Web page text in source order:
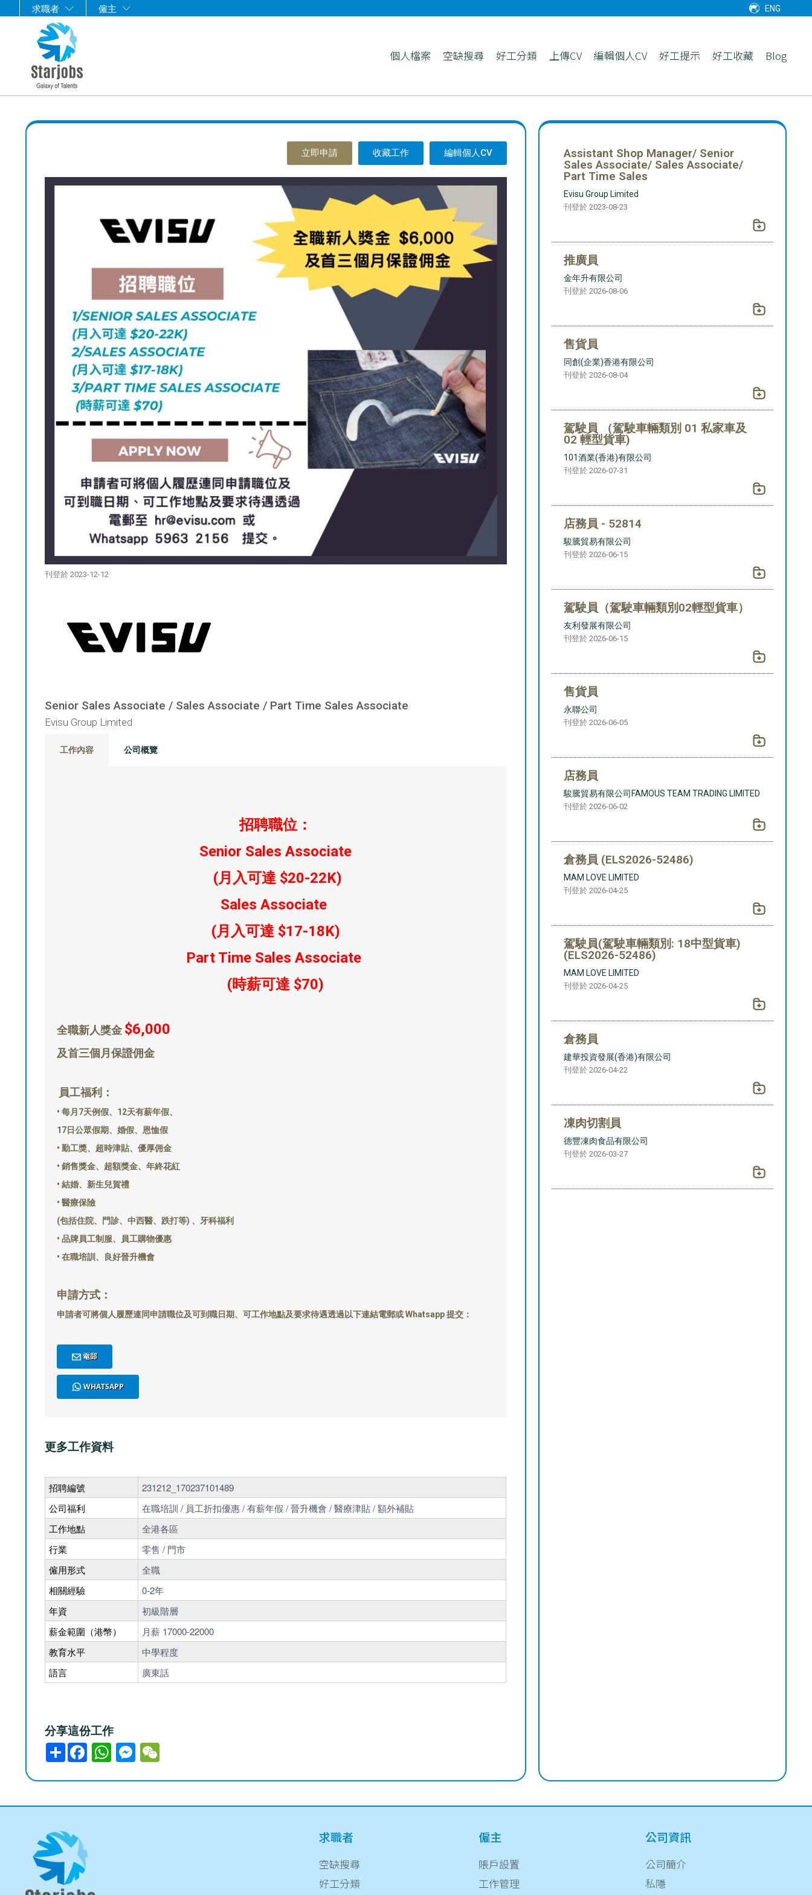
求職者 僱主 ENG
個人檔案 空缺搜尋 好工分類 上傳CV 編輯個人CV 好工提示 好工收藏 Blog
立即申請 收藏工作 編輯個人CV
刊登於 2023-12-12
Senior Sales Associate / Sales Associate / Part Time Sales Associate
Evisu Group Limited
工作內容 公司概覽
招聘職位：
Senior Sales Associate
(月入可達 $20-22K)
Sales Associate
(月入可達 $17-18K)
Part Time Sales Associate
(時薪可達 $70)
全職新人獎金 $6,000
及首三個月保證佣金
員工福利：
• 每月7天例假、12天有薪年假、
17日公眾假期、婚假、恩恤假
• 勤工獎、超時津貼、優厚佣金
• 銷售獎金、超額獎金、年終花紅
• 結婚、新生兒賀禮
• 醫療保險
(包括住院、門診、中西醫、跌打等) 、牙科福利
• 品牌員工制服、員工購物優惠
• 在職培訓、良好晉升機會
申請方式：
申請者可將個人履歷連同申請職位及可到職日期、可工作地點及要求待遇透過以下連結電郵或 Whatsapp 提交：
電郵
WHATSAPP
更多工作資料
招聘編號
231212_170237101489
公司福利
在職培訓 / 員工折扣優惠 / 有薪年假 / 晉升機會 / 醫療津貼 / 額外補貼
工作地點
全港各區
行業
零售 / 門市
僱用形式
全職
相關經驗
0-2年
年資
初級階層
薪金範圍（港幣）
月薪 17000-22000
教育水平
中學程度
語言
廣東話
分享這份工作
分
享
Assistant Shop Manager/ Senior
Sales Associate/ Sales Associate/
Part Time Sales
Evisu Group Limited
刊登於 2023-08-23
推廣員
金年升有限公司
刊登於 2026-08-06
售貨員
同創(企業)香港有限公司
刊登於 2026-08-04
駕駛員 （駕駛車輛類別 01 私家車及
02 輕型貨車)
101酒業(香港)有限公司
刊登於 2026-07-31
店務員 - 52814
駿騰貿易有限公司
刊登於 2026-06-15
駕駛員（駕駛車輛類別02輕型貨車）
友利發展有限公司
刊登於 2026-06-15
售貨員
永聯公司
刊登於 2026-06-05
店務員
駿騰貿易有限公司FAMOUS TEAM TRADING LIMITED
刊登於 2026-06-02
倉務員 (ELS2026-52486)
MAM LOVE LIMITED
刊登於 2026-04-25
駕駛員(駕駛車輛類別: 18中型貨車)
(ELS2026-52486)
MAM LOVE LIMITED
刊登於 2026-04-25
倉務員
建華投資發展(香港)有限公司
刊登於 2026-04-22
凍肉切割員
德豐凍肉食品有限公司
刊登於 2026-03-27
求職者
空缺搜尋
好工分類
僱主
賬戶設置
工作管理
公司資訊
公司簡介
私隱